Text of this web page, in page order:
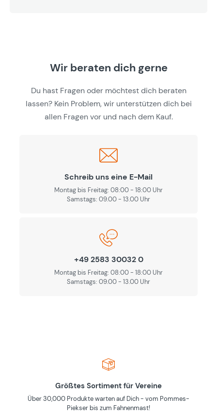
Wir beraten dich gerne
Du hast Fragen oder möchtest dich beraten
lassen? Kein Problem, wir unterstützen dich bei
allen Fragen vor und nach dem Kauf.
Schreib uns eine E-Mail
Montag bis Freitag: 08:00 - 18:00 Uhr
Samstags: 09.00 - 13.00 Uhr
+49 2583 30032 0
Montag bis Freitag: 08:00 - 18:00 Uhr
Samstags: 09.00 - 13.00 Uhr
Größtes Sortiment für Vereine
Über 30,000 Produkte warten auf Dich - vom Pommes-
Piekser bis zum Fahnenmast!